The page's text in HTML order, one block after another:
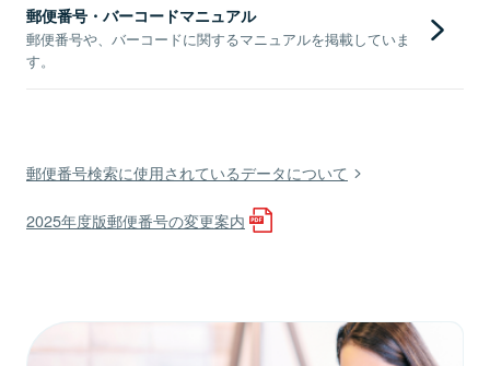
郵便番号・バーコードマニュアル
郵便番号や、バーコードに関するマニュアルを掲載していま
す。
郵便番号検索に使用されているデータについて
2025年度版郵便番号の変更案内